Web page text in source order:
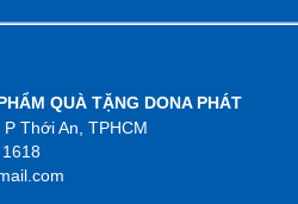
QUÀ TẶNG DONA PHÁT
Thới An, TPHCM